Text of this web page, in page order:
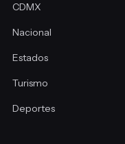
CDMX
Nacional
Estados
Turismo
Deportes